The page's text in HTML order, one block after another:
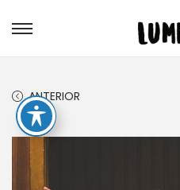
ANTERIOR